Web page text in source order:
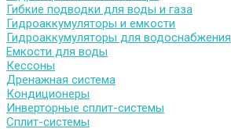
Гибкие подводки для воды и газа
Гидроаккумуляторы и емкости
Гидроаккумуляторы для водоснабжения
Емкости для воды
Кессоны
Дренажная система
Кондиционеры
Инверторные сплит-системы
Сплит-системы